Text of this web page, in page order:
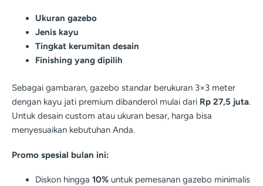
Ukuran gazebo
Jenis kayu
Tingkat kerumitan desain
Finishing yang dipilih
Sebagai gambaran, gazebo standar berukuran 3×3 meter
dengan kayu jati premium dibanderol mulai dari Rp 27,5 juta.
Untuk desain custom atau ukuran besar, harga bisa
menyesuaikan kebutuhan Anda.
Promo spesial bulan ini:
Diskon hingga 10% untuk pemesanan gazebo minimalis